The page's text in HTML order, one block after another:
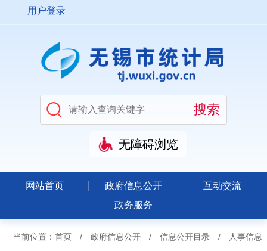
用户登录
无障碍浏览
网站首页 政府信息公开
互动交流
政务服务
当前位置： 首页 / 政府信息公开 / 信息公开目录 / 人事信息